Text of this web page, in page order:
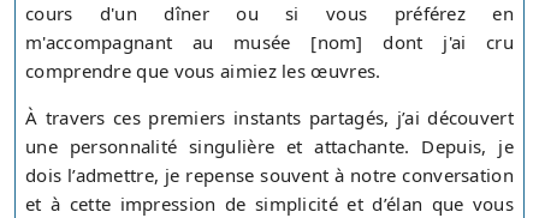
cours d'un dîner ou si vous préférez en
m'accompagnant au musée [nom] dont j'ai cru
comprendre que vous aimiez les œuvres.
À travers ces premiers instants partagés, j’ai découvert
une personnalité singulière et attachante. Depuis, je
dois l’admettre, je repense souvent à notre conversation
et à cette impression de simplicité et d’élan que vous